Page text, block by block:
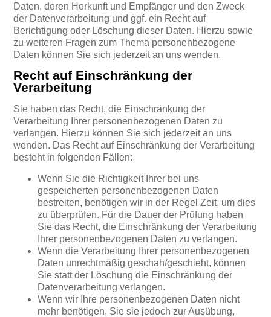
Daten, deren Herkunft und Empfänger und den Zweck
der Datenverarbeitung und ggf. ein Recht auf
Berichtigung oder Löschung dieser Daten. Hierzu sowie
zu weiteren Fragen zum Thema personenbezogene
Daten können Sie sich jederzeit an uns wenden.
Recht auf Einschränkung der
Verarbeitung
Sie haben das Recht, die Einschränkung der
Verarbeitung Ihrer personenbezogenen Daten zu
verlangen. Hierzu können Sie sich jederzeit an uns
wenden. Das Recht auf Einschränkung der Verarbeitung
besteht in folgenden Fällen:
Wenn Sie die Richtigkeit Ihrer bei uns
gespeicherten personenbezogenen Daten
bestreiten, benötigen wir in der Regel Zeit, um dies
zu überprüfen. Für die Dauer der Prüfung haben
Sie das Recht, die Einschränkung der Verarbeitung
Ihrer personenbezogenen Daten zu verlangen.
Wenn die Verarbeitung Ihrer personenbezogenen
Daten unrechtmäßig geschah/geschieht, können
Sie statt der Löschung die Einschränkung der
Datenverarbeitung verlangen.
Wenn wir Ihre personenbezogenen Daten nicht
mehr benötigen, Sie sie jedoch zur Ausübung,